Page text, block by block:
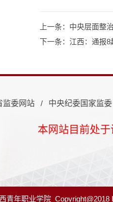
上一条： 中央层面整
下一条： 江西：通报8
监委网站 / 中央纪委国家监委
本网站目前处
青年职业学院